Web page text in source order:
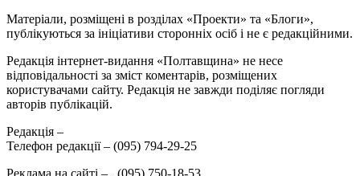
Матеріали, розміщені в розділах «Проекти» та «Блоги»,
публікуються за ініціативи сторонніх осіб і не є редакційними.
Редакція інтернет-видання «Полтавщина» не несе
відповідальності за зміст коментарів, розміщених
користувачами сайту. Редакція не завжди поділяє погляди
авторів публікацій.
Редакція –
Телефон редакції – (095) 794-29-25
Реклама на сайті – , (095) 750-18-53